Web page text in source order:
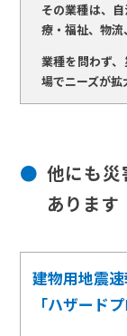
その業種は、
療・福祉、物流
業種を問わず
場でニーズが拡
他にも
あります
建物用地震
「ハザードプ